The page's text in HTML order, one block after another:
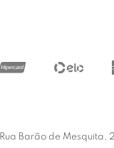
Rua Barão de Mesquita,